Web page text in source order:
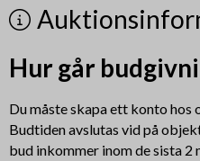
Hur går
Du måste skapa ett konto hos
Budtiden avslutas vid på
bud inkommer inom de sista